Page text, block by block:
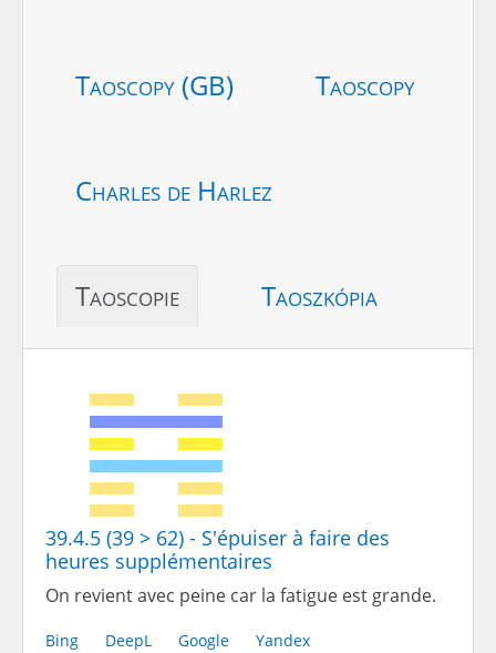
Taoscopy (GB) Taoscopy
Charles de Harlez
Taoscopie Taoszkópia
39.4.5 (39 > 62) - S'épuiser à faire des
heures supplémentaires
On revient avec peine car la fatigue est grande.
Bing DeepL Google Yandex